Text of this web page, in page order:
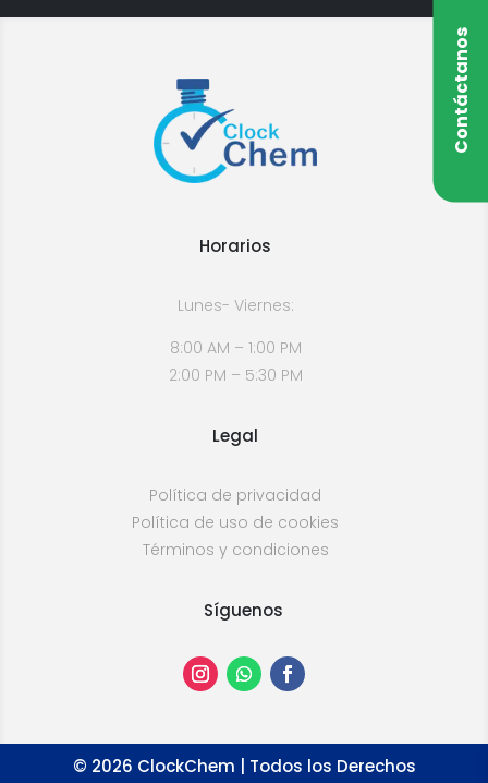
Contáctanos
Horarios
Lunes- Viernes:
8:00 AM – 1:00 PM
2:00 PM – 5:30 PM
Legal
Política de privacidad
Política de uso de cookies
Términos y condiciones
Síguenos
© 2026 ClockChem | Todos los Derechos